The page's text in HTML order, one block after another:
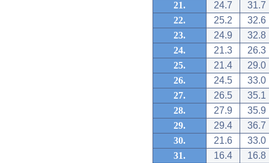
21.
24.7
31.7
22.
25.2
32.6
23.
24.9
32.8
24.
21.3
26.3
25.
21.4
29.0
26.
24.5
33.0
27.
26.5
35.1
28.
27.9
35.9
29.
29.4
36.7
30.
21.6
33.0
31.
16.4 16.8